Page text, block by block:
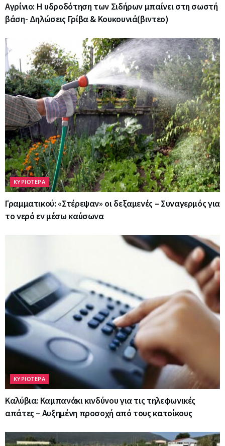
Αγρίνιο: Η υδροδότηση των Σιδήρων μπαίνει στη σωστή
βάση- Δηλώσεις Γρίβα & Κουκουνιά(βιντεο)
ΚΥΡΙΟΤΕΡΑ
Γραμματικού: «Στέρεψαν» οι δεξαμενές – Συναγερμός για
το νερό εν μέσω καύσωνα
ΚΥΡΙΟΤΕΡΑ
Καλύβια: Καμπανάκι κινδύνου για τις τηλεφωνικές
απάτες – Αυξημένη προσοχή από τους κατοίκους